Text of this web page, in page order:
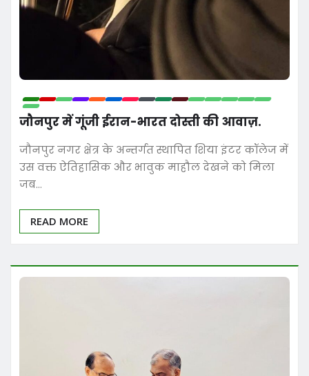
जौनपुर में गूंजी ईरान-भारत दोस्ती की आवाज़.
जौनपुर नगर क्षेत्र के अन्तर्गत स्थापित शिया इंटर कॉलेज में
उस वक्त ऐतिहासिक और भावुक माहौल देखने को मिला
जब…
READ MORE